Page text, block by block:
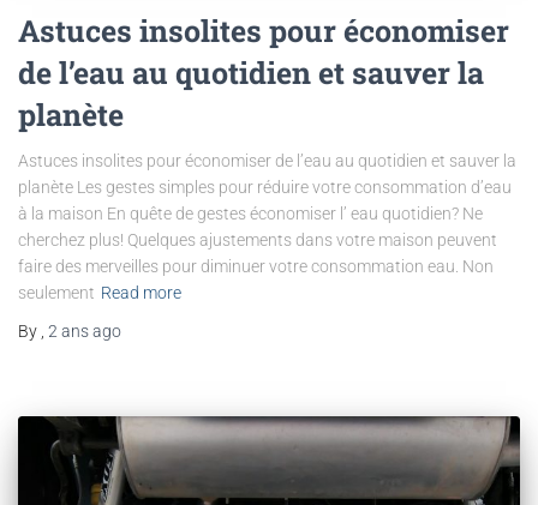
Astuces insolites pour économiser
de l’eau au quotidien et sauver la
planète
Astuces insolites pour économiser de l’eau au quotidien et sauver la
planète Les gestes simples pour réduire votre consommation d’eau
à la maison En quête de gestes économiser l’ eau quotidien? Ne
cherchez plus! Quelques ajustements dans votre maison peuvent
faire des merveilles pour diminuer votre consommation eau. Non
seulement Read more
By , 2 ansago